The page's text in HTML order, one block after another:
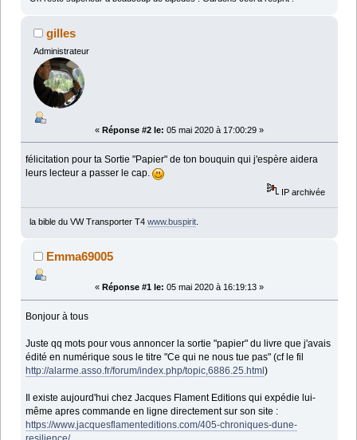
gilles
Administrateur
« Réponse #2 le: 05 mai 2020 à 17:00:29 »
félicitation pour ta Sortie "Papier" de ton bouquin qui j'espère aidera
leurs lecteur a passer le cap.
IP archivée
la bible du VW Transporter T4 www.buspirit.
Emma69005
« Réponse #1 le: 05 mai 2020 à 16:19:13 »
Bonjour à tous
Juste qq mots pour vous annoncer la sortie "papier" du livre que j'avais
édité en numérique sous le titre "Ce qui ne nous tue pas" (cf le fil
http://alarme.asso.fr/forum/index.php/topic,6886.25.html)
Il existe aujourd'hui chez Jacques Flament Editions qui expédie lui-
même apres commande en ligne directement sur son site :
https://www.jacquesflamenteditions.com/405-chroniques-dune-